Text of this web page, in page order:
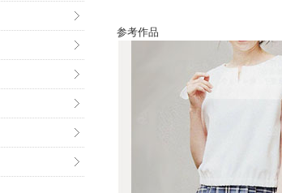
参考作品